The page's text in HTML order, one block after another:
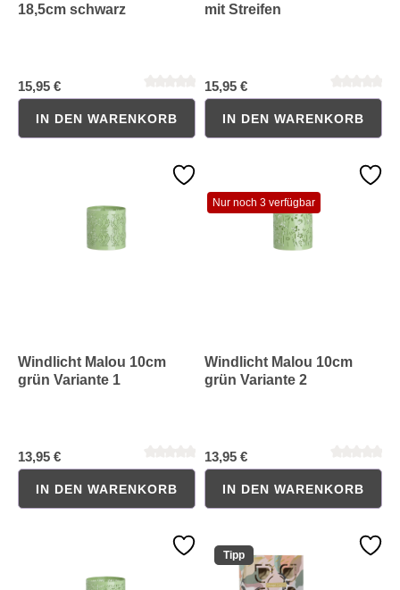
18,5cm schwarz
15,95 €
IN DEN WARENKORB
mit Streifen
15,95 €
IN DEN WARENKORB
Windlicht Malou 10cm
grün Variante 1
13,95 €
IN DEN WARENKORB
Nur noch 3 verfügbar
Windlicht Malou 10cm
grün Variante 2
13,95 €
IN DEN WARENKORB
Tipp